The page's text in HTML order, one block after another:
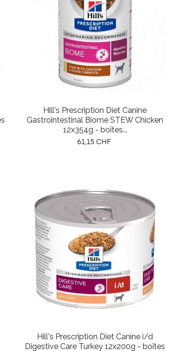
Hill's Prescription Diet Canine
Gastrointestinal Biome STEW Chicken
12x354g - boîtes...
Prix
61,15 CHF
Hill's Prescription Diet Canine i/d
Digestive Care Turkey 12x200g - boîtes